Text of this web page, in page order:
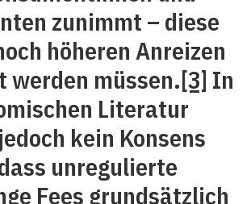
zunimmt – diese
höheren Anreizen
werden müssen.[3] In
Literatur
kein Konsens
unregulierte
Fees grundsätzlich